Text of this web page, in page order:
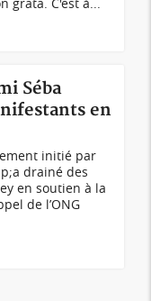
Séba
en
initié par
drainé des
en soutien à la
de l’ONG